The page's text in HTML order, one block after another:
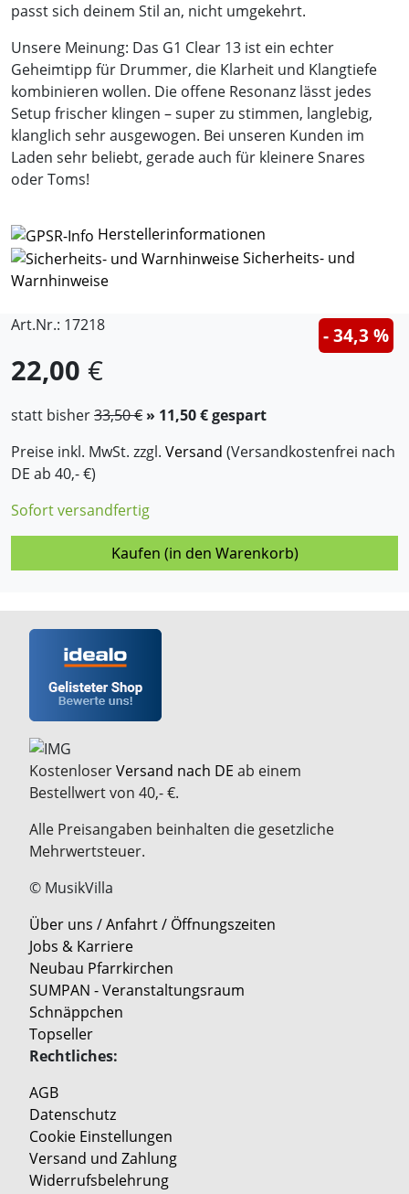
passt sich deinem Stil an, nicht umgekehrt.
Unsere Meinung: Das G1 Clear 13 ist ein echter
Geheimtipp für Drummer, die Klarheit und Klangtiefe
kombinieren wollen. Die offene Resonanz lässt jedes
Setup frischer klingen – super zu stimmen, langlebig,
klanglich sehr ausgewogen. Bei unseren Kunden im
Laden sehr beliebt, gerade auch für kleinere Snares
oder Toms!
Herstellerinformationen
Sicherheits- und
Warnhinweise
Art.Nr.: 17218
22,00 €
statt bisher33,50 € » 11,50 € gespart
- 34,3 %
Preise inkl. MwSt. zzgl. Versand (Versandkostenfrei nach
DE ab 40,- €)
Sofort versandfertig
Kaufen (in den Warenkorb)
KostenloserVersand nach DE ab einem
Bestellwert von 40,- €.
Alle Preisangaben beinhalten die gesetzliche
Mehrwertsteuer.
© MusikVilla
Über uns / Anfahrt / Öffnungszeiten
Jobs & Karriere
Neubau Pfarrkirchen
SUMPAN - Veranstaltungsraum
Schnäppchen
Topseller
Rechtliches:
AGB
Datenschutz
Cookie Einstellungen
Versand und Zahlung
Widerrufsbelehrung